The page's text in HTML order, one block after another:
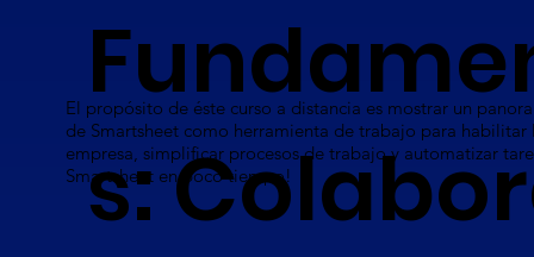
s:
El propósito de éste curso a distancia es mostrar un
de Smartsheet como herramienta de trabajo para
empresa, simplificar procesos de trabajo y automatizar
Smartsheet en poco tiempo!